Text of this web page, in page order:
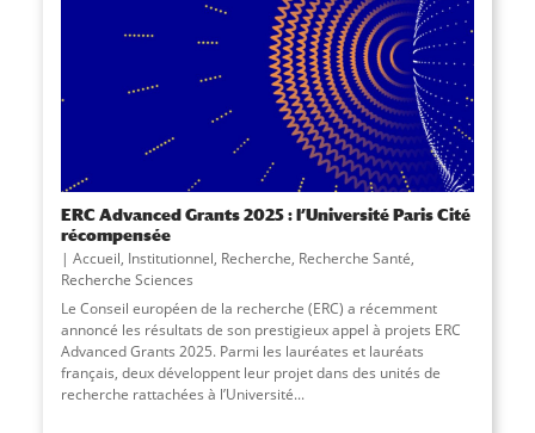
ERC Advanced Grants 2025 : l’Université Paris Cité
récompensée
Accueil, Institutionnel, Recherche, Recherche Santé,
Recherche Sciences
Le Conseil européen de la recherche (ERC) a récemment
annoncé les résultats de son prestigieux appel à projets ERC
Advanced Grants 2025. Parmi les lauréates et lauréats
français, deux développent leur projet dans des unités de
recherche rattachées à l’Université...